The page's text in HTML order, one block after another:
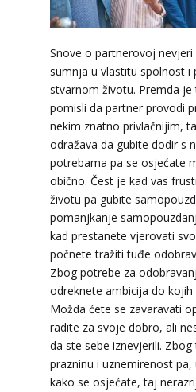
Snove o partnerovoj nevjeri
sumnja u vlastitu spolnost i
stvarnom životu. Premda
pomisli da partner provodi
nekim znatno privlačnijim,
odražava da gubite dodir s
potrebama pa se osjećate
obično. Čest je kad vas
životu pa gubite
pomanjkanje
kad prestanete vjerovati
počnete tražiti tuđe
Zbog potrebe za
odreknete ambicija do
Možda ćete se zavaravati
radite za svoje dobro, ali
da ste sebe iznevjerili.
prazninu i uznemirenost
kako se osjećate, taj
ŽANA
Tarot
TEHNIKE:tarot, astrologija,
Broj tel: 064/
tel:0,93€ -
HELENA/
Tarot